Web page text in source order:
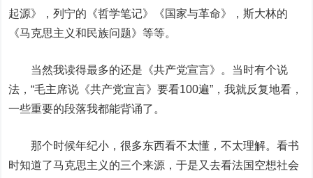
起源》，列宁的《哲学笔记》《国家与革命》，斯大林的
《马克思主义和民族问题》等等。
当然我读得最多的还是《共产党宣言》。当时有个说
法，“毛主席说《共产党宣言》要看100遍”，我就反复地看，
一些重要的段落我都能背诵了。
那个时候年纪小，很多东西看不太懂，不太理解。看书
时知道了马克思主义的三个来源，于是又去看法国空想社会